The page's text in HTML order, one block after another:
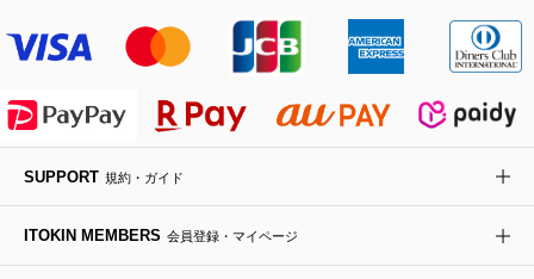
MK MICHEL KLEIN BAG
HIROKO KOSHINO
ライダースジャケット
デニムジャケット
ダウンジャケット・コート
ハンカチ・バンダナ
手袋
チャーム・ストラップ
バックパック・リュック
ボディバッグ・メッセンジャーバッグ
トラベルバッグ
フラットシューズ
ローファー
ドレスシューズ
カサブランカ・カラー
ラナンキュラス
ポプリアレンジ＆フレグランス
SUPPORT 規約・ガイド
ITOKIN MEMBERS 会員登録・マイページ